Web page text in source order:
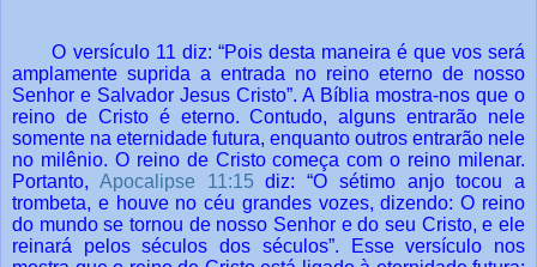
O versículo 11 diz: “Pois desta maneira é que vos será
amplamente suprida a entrada no reino eterno de nosso
Senhor e Salvador Jesus Cristo”. A Bíblia mostra-nos que o
reino de Cristo é eterno. Contudo, alguns entrarão nele
somente na eternidade futura, enquanto outros entrarão nele
no milênio. O reino de Cristo começa com o reino milenar.
Portanto, Apocalipse 11:15 diz: “O sétimo anjo tocou a
trombeta, e houve no céu grandes vozes, dizendo: O reino
do mundo se tornou de nosso Senhor e do seu Cristo, e ele
reinará pelos séculos dos séculos”. Esse versículo nos